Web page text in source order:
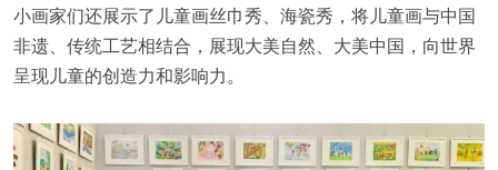
小画家们还展示了儿童画丝巾秀、海瓷秀，将儿童画与中国
非遗、传统工艺相结合，展现大美自然、大美中国，向世界
呈现儿童的创造力和影响力。